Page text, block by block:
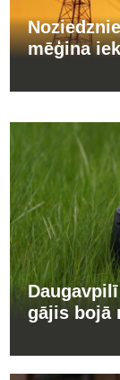
mēģina
gājis bojā